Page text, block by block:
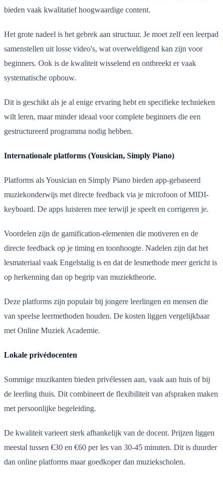
bieden vaak kwalitatief hoogwaardige content.
Het grote nadeel is het gebrek aan structuur. Je moet zelf een leerpad
samenstellen uit losse video's, wat overweldigend kan zijn voor
beginners. Ook is de kwaliteit wisselend en ontbreekt er vaak
systematische opbouw.
Dit is geschikt als je al enige ervaring hebt en specifieke technieken
wilt leren, maar minder ideaal voor complete beginners die een
gestructureerd programma nodig hebben.
Internationale platforms (Yousician, Simply Piano)
Platforms als Yousician en Simply Piano bieden app-gebaseerd
muziekonderwijs met directe feedback via je microfoon of MIDI-
keyboard. De apps luisteren mee terwijl je speelt en corrigeren je.
Voordelen zijn de gamification-elementen die motiveren en de
directe feedback op je timing en toonhoogte. Nadelen zijn dat het
lesmateriaal vaak Engelstalig is en dat de lesmethode meer gericht is
op herkenning dan op begrip van muziektheorie.
Deze platforms zijn populair bij jongere leerlingen en mensen die
van speelse leermethoden houden. De kosten liggen vergelijkbaar
met Online Muziek Academie.
Lokale privédocenten
Sommige muzikanten bieden privélessen aan, vaak aan huis of bij
de leerling thuis. Dit combineert de flexibiliteit van afspraken maken
met persoonlijke begeleiding.
De kwaliteit varieert sterk afhankelijk van de docent. Prijzen liggen
meestal tussen €30 en €60 per les van 30-45 minuten. Dit is duurder
dan online platforms maar goedkoper dan muziekscholen.